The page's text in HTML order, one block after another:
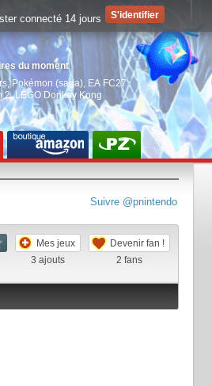
du moment
, Pokémon (saga) EA FC27,
2,LEGO Donkey Kong
Suivre @pnintendo
Mes jeux
3 ajouts
Devenir fan !
2 fans
connecté 14 jours